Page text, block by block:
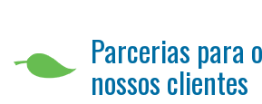
Parcerias para
nossos clientes